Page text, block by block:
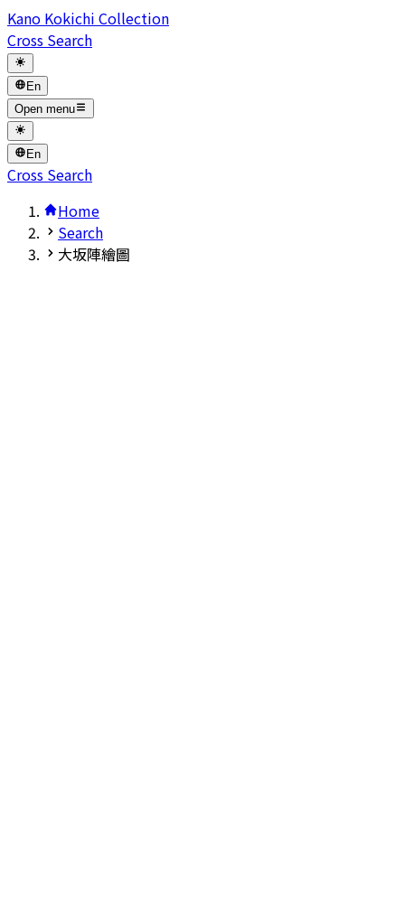
Kano Kokichi Collection
Cross Search
En
Open menu
En
Cross Search
Home
Search
大坂陣繪圖